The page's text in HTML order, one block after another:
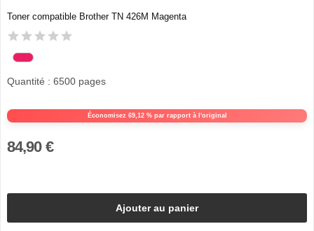
Toner compatible Brother TN 426M Magenta
Économisez 69,12 % par rapport à l'original
Quantité : 6500 pages
84,90 €
Ajouter au panier